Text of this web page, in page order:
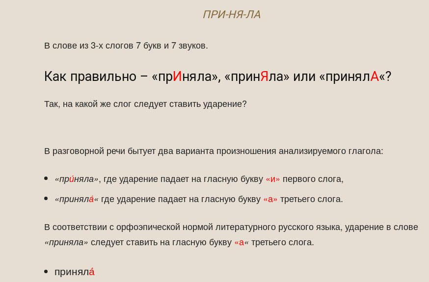
ПРИ-НЯ-ЛА
В слове из 3-х слогов 7 букв и 7 звуков.
Как правильно – «прИняла», «принЯла» или «принялА«?
Так, на какой же слог следует ставить ударение?
В разговорной речи бытует два варианта произношения анализируемого глагола:
«при́няла», где ударение падает на гласную букву «и» первого слога,
«приняла́« где ударение падает на гласную букву «а» третьего слога.
В соответствии с орфоэпической нормой литературного русского языка, ударение в слове
«приняла» следует ставить на гласную букву «а« третьего слога.
приняла́